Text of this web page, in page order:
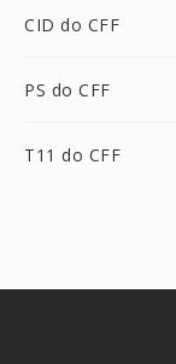
CID do CFF
PS do CFF
T11 do CFF